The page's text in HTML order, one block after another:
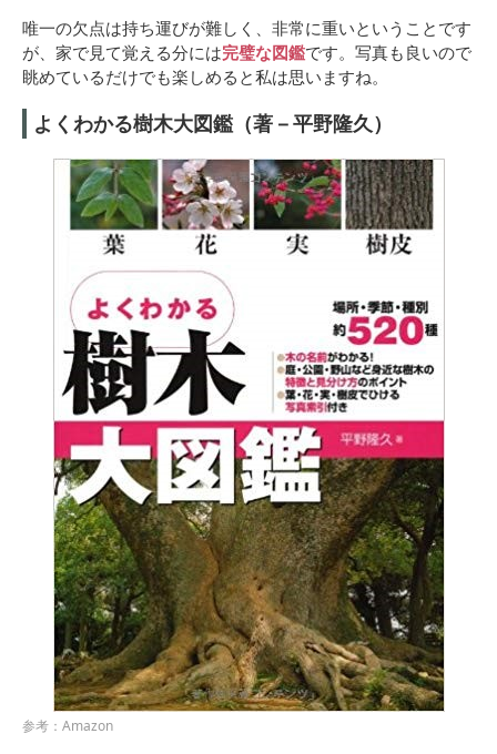
唯一の欠点は持ち運びが難しく、非常に重いということです
が、家で見て覚える分には完璧な図鑑です。写真も良いので
眺めているだけでも楽しめると私は思いますね。
よくわかる樹木大図鑑（著－平野隆久）
参考：Amazon